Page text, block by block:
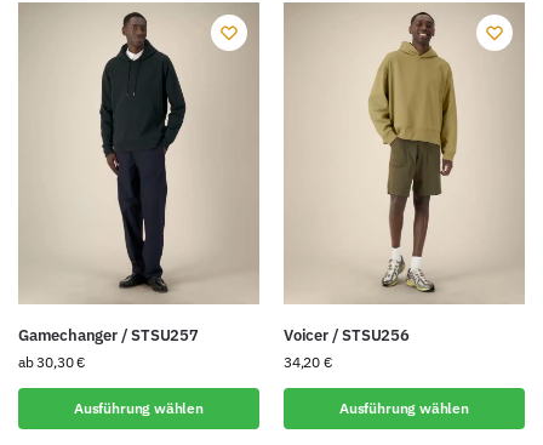
Gamechanger / STSU257
ab30,30€
Ausführung wählen
Voicer / STSU256
34,20 €
Ausführung wählen